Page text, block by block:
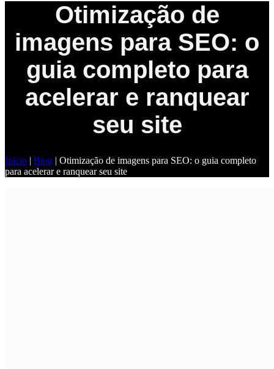
Otimização de
imagens para SEO: o
guia completo para
acelerar e ranquear
seu site
Início | Blog | Otimização de imagens para SEO: o guia completo
para acelerar e ranquear seu site